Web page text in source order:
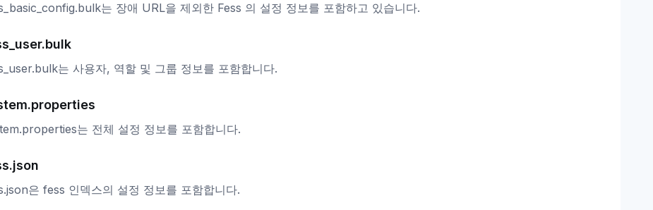
는 장애 URL을 제외한 Fess 의 설정 정보를 포함하고 있습니다.
는 사용자, 역할 및 그룹 정보를 포함합니다.
는 전체 설정 정보를 포함합니다.
은 fess 인덱스의 설정 정보를 포함합니다.